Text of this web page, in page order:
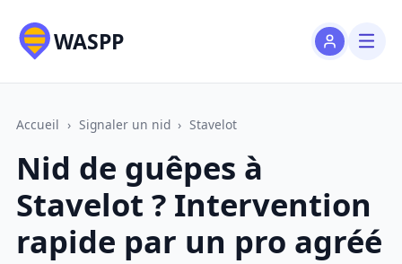
WASPP
Accueil › Signaler un nid › Stavelot
Nid de guêpes à
Stavelot ? Intervention
rapide par un pro agréé